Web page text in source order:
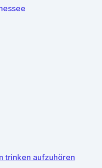
trinken aufzuhören